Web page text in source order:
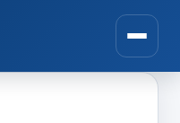
Abrir